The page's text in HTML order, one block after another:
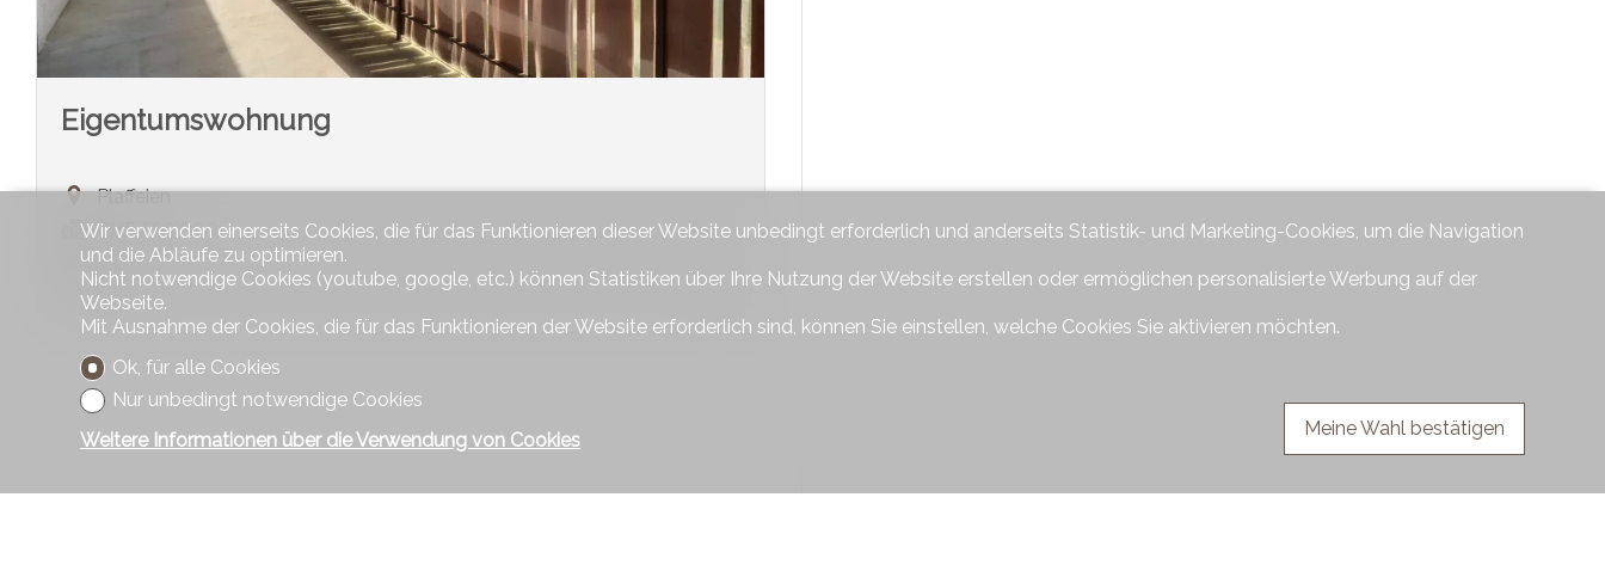
Eigentumswohnung
Plaffeien
CHF 550'000.-
A0815
1976
Wir verwenden einerseits Cookies, die für das Funktionieren dieser Website unbedingt erforderlich und anderseits Statistik- und Marketing-Cookies, um die Navigation
und die Abläufe zu optimieren.
Nicht notwendige Cookies (youtube, google, etc.) können Statistiken über Ihre Nutzung der Website erstellen oder ermöglichen personalisierte Werbung auf der
Webseite.
Mit Ausnahme der Cookies, die für das Funktionieren der Website erforderlich sind, können Sie einstellen, welche Cookies Sie aktivieren möchten.
Ok, für alle Cookies
Nur unbedingt notwendige Cookies
Weitere Informationen über die Verwendung von Cookies
Meine Wahl bestätigen